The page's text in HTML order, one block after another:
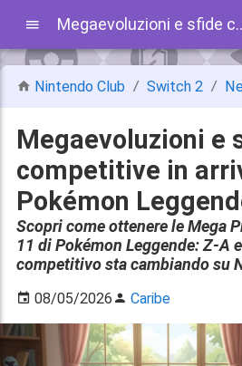
Megaevoluzioni e sfide
Nintendo Club Switch 2
Megaevoluzioni e
competitive in
Pokémon
Scopri come ottenere le Mega
11 di Pokémon Leggende: Z-A
competitivo sta cambiando su
08/05/2026 Caribe